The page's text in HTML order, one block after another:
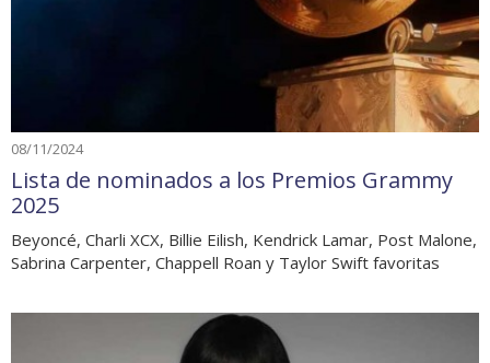
08/11/2024
Lista de nominados a los Premios Grammy
2025
Beyoncé, Charli XCX, Billie Eilish, Kendrick Lamar, Post Malone,
Sabrina Carpenter, Chappell Roan y Taylor Swift favoritas